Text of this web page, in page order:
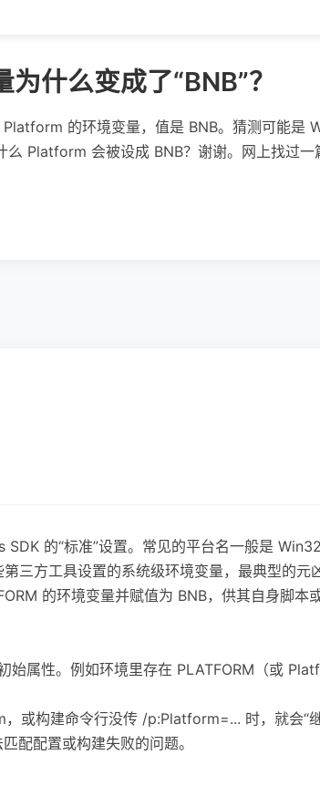
什么变成了“BNB”？
的环境变量，值是 BNB。猜测可能是
Platform 会被设成 BNB？谢谢。网上找过一
的“标准”设置。常见的平台名一般是
三方工具设置的系统级环境变量，最典型的元
的环境变量并赋值为 BNB，供其自身脚本
始属性。例如环境里存在 PLATFORM（或
或构建命令行没传 /p:Platform=... 时，就会“
配配置或构建失败的问题。